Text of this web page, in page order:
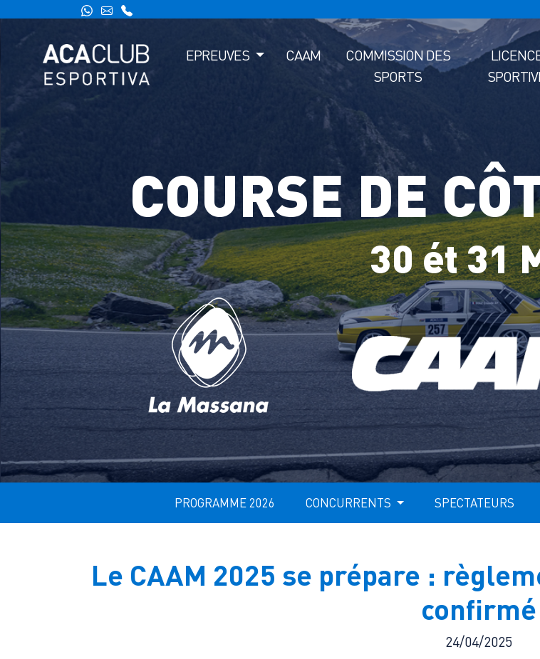
EPREUVES CAAM
COMMISSION DES
SPORTS
COURSE DE
30 ét 31
PROGRAMME 2026 CONCURRENTS SPECTATEURS
Le CAAM 2025 se prépare :
confirmé
24/04/2025